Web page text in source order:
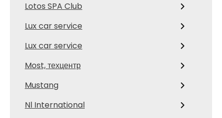
Lotos SPA Club
Lux car service
Lux car service
Most, техцентр
Mustang
Nl International